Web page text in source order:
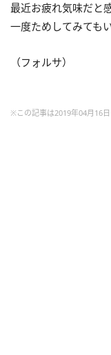
最近お疲れ気味だと
一度ためしてみても
（フォルサ）
※この記事は2019年04月16